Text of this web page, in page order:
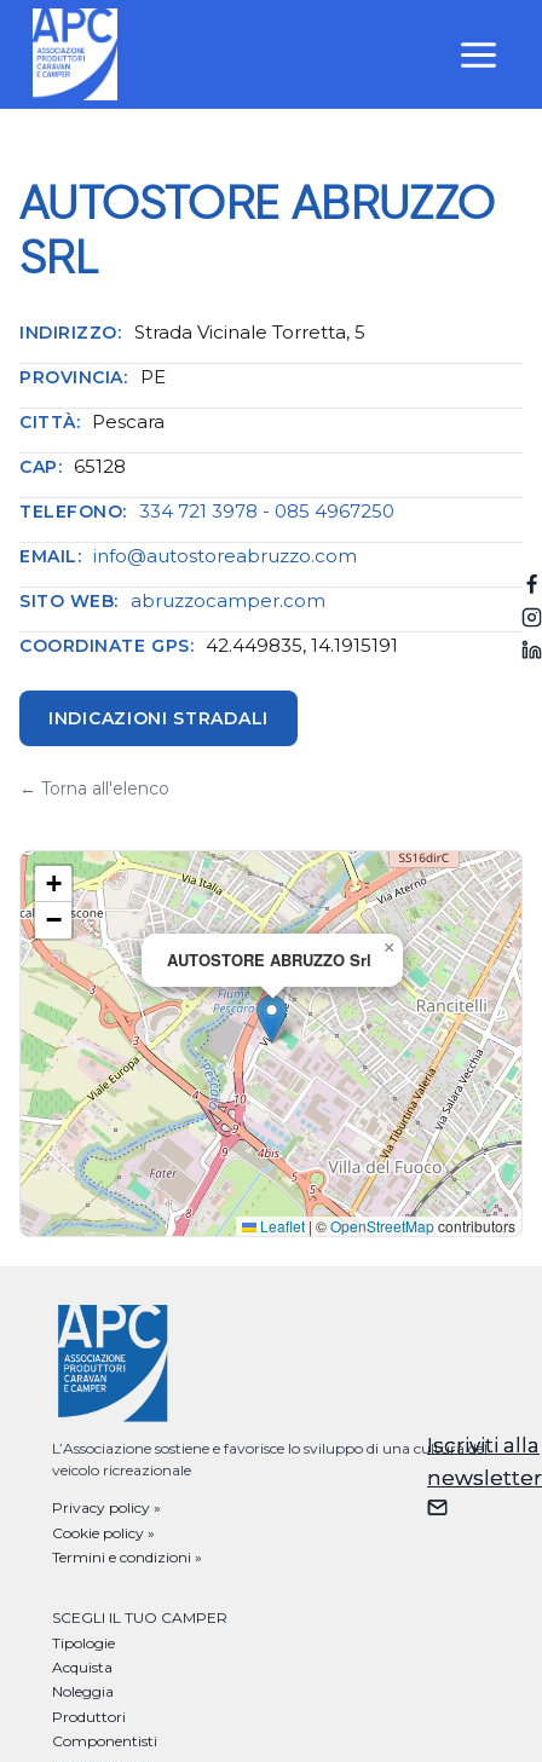
Salta
contenuto
Iscriviti alla
newsletter
AUTOSTORE ABRUZZO
SRL
INDIRIZZO: Strada Vicinale Torretta, 5
PROVINCIA: PE
CITTÀ: Pescara
CAP: 65128
TELEFONO: 334 721 3978 - 085 4967250
EMAIL: info@autostoreabruzzo.com
SITO WEB: abruzzocamper.com
COORDINATE GPS: 42.449835, 14.1915191
INDICAZIONI STRADALI
← Torna all'elenco
AUTOSTORE ABRUZZO Srl
×
+
−
Leaflet | ©OpenStreetMapcontributors
L’Associazione sostiene e favorisce lo sviluppo di una cultura del
veicolo ricreazionale
Privacy policy »
Cookie policy »
Termini e condizioni »
SCEGLI IL TUO CAMPER
Tipologie
Acquista
Noleggia
Produttori
Componentisti
Iscriviti alla
newsletter